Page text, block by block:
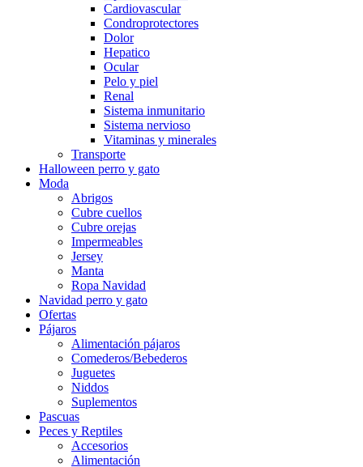
Cardiovascular
Condroprotectores
Dolor
Hepatico
Ocular
Pelo y piel
Renal
Sistema inmunitario
Sistema nervioso
Vitaminas y minerales
Transporte
Halloween perro y gato
Moda
Abrigos
Cubre cuellos
Cubre orejas
Impermeables
Jersey
Manta
Ropa Navidad
Navidad perro y gato
Ofertas
Pájaros
Alimentación pájaros
Comederos/Bebederos
Juguetes
Niddos
Suplementos
Pascuas
Peces y Reptiles
Accesorios
Alimentación